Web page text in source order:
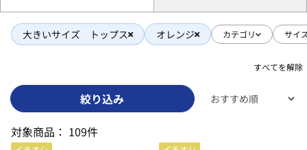
大きいサイズ トップス オレンジ カテゴリ サイ
すべてを解除
絞り込み
対象商品： 109件